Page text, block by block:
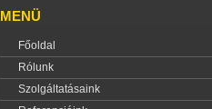
MENÜ
Főoldal
Rólunk
Szolgáltatásaink